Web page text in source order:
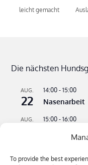
To provide the best
leicht gemacht
Die nächsten
AUG.
22
14:00 -15:00
Nasenarbeit
AUG. 15:00 -16:00
23